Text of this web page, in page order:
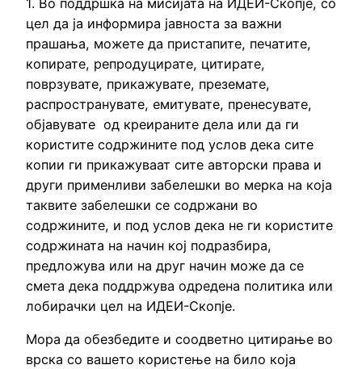
цел да ја информира јавноста за важни
прашања, можете да пристапите, печатите,
копирате, репродуцирате, цитирате,
поврзувате, прикажувате, преземате,
распространувате, емитувате, пренесувате,
објавувате од креираните дела или да ги
користите содржините под услов дека сите
копии ги прикажуваат сите авторски права и
други применливи забелешки во мерка на која
таквите забелешки се содржани во
содржините, и под услов дека не ги користите
содржината на начин кој подразбира,
предложува или на друг начин може да се
смета дека поддржува одредена политика или
лобирачки цел на ИДЕИ-Скопје.
Мора да обезбедите и соодветно цитирање во
врска со вашето користење на било која